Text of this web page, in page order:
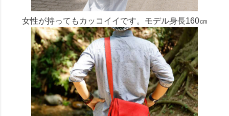
女性が持ってもカッコイイです。モデル身長160㎝